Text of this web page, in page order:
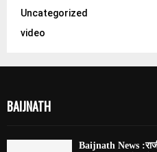
Uncategorized
video
BAIJNATH
Baijnath News